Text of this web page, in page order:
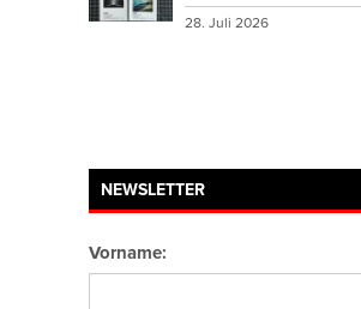
28. Juli 2026
NEWSLETTER
Vorname: